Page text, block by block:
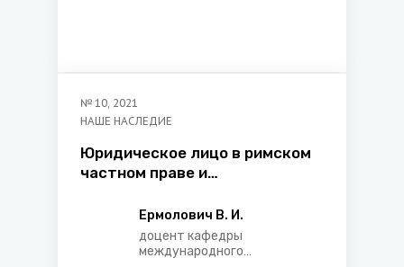
№ 10, 2021
НАШЕ НАСЛЕДИЕ
Юридическое лицо в римском
частном праве и
средневековой Сербии и
Беларуси (сравнительный
анализ)
Ермолович В. И.
доцент кафедры
международного